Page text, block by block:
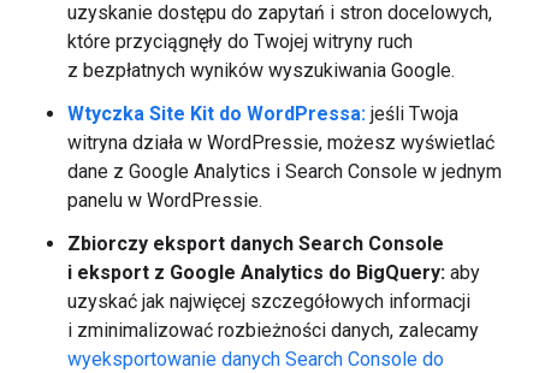
uzyskanie dostępu do zapytań i stron docelowych,
które przyciągnęły do Twojej witryny ruch
z bezpłatnych wyników wyszukiwania Google.
Wtyczka Site Kit do WordPressa: jeśli Twoja
witryna działa w WordPressie, możesz wyświetlać
dane z Google Analytics i Search Console w jednym
panelu w WordPressie.
Zbiorczy eksport danych Search Console
i eksport z Google Analytics do BigQuery: aby
uzyskać jak najwięcej szczegółowych informacji
i zminimalizować rozbieżności danych, zalecamy
wyeksportowanie danych Search Console do